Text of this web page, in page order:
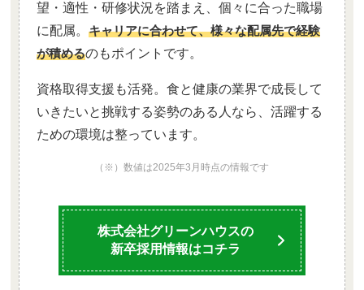
望・適性・研修状況を踏まえ、個々に合った職場
に配属。キャリアに合わせて、様々な配属先で経験
が積めるのもポイントです。
資格取得支援も活発。食と健康の業界で成長して
いきたいと挑戦する姿勢のある人なら、活躍する
ための環境は整っています。
（※）数値は2025年3月時点の情報です
株式会社グリーンハウスの
新卒採用情報はコチラ